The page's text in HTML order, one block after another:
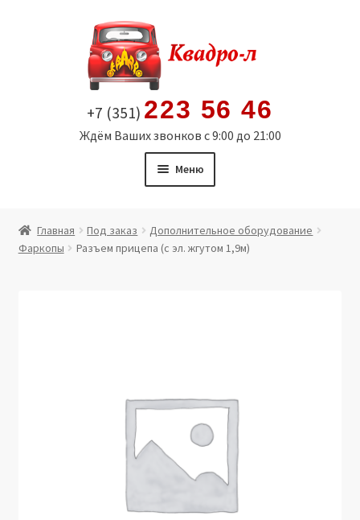
содержимому
+7 (351) 223 56 46
Ждём Ваших звонков с 9:00 до 21:00
Меню
Витрина
Юридические данные
Главная Под заказ
Дополнительное оборудование
Фаркопы
Разъем прицепа (с эл. жгутом 1,9м)